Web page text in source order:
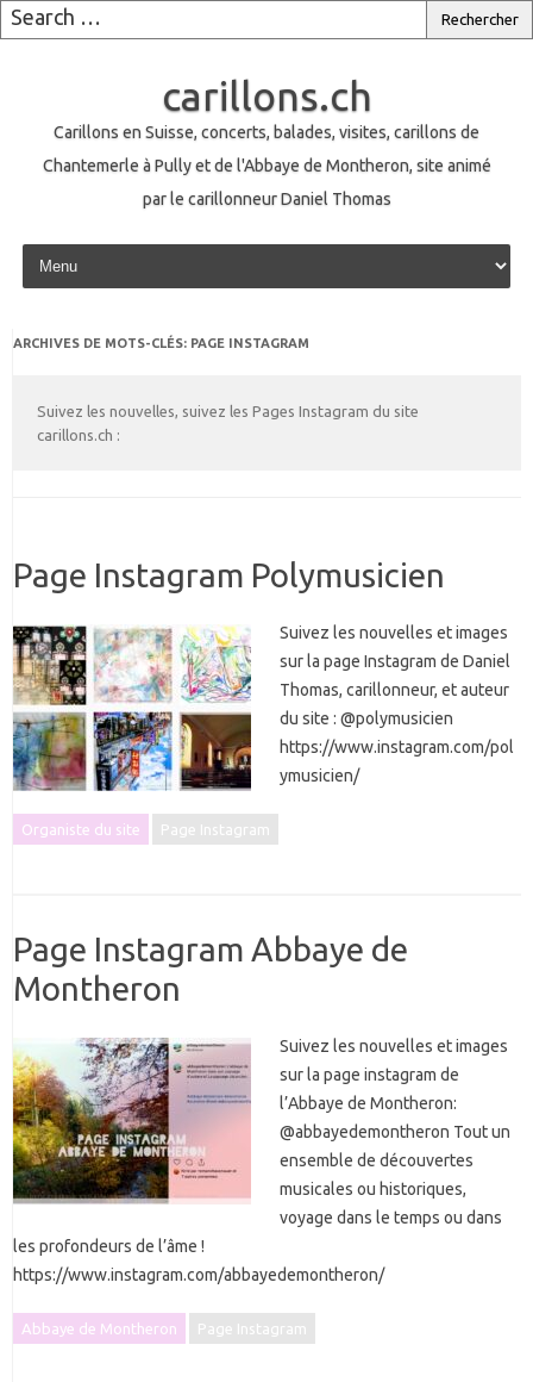
carillons.ch
Carillons en Suisse, concerts, balades, visites, carillons de
Chantemerle à Pully et de l'Abbaye de Montheron, site animé
par le carillonneur Daniel Thomas
Skip to content
ARCHIVES DE MOTS-CLÉS: PAGE INSTAGRAM
Suivez les nouvelles, suivez les Pages Instagram du site
carillons.ch :
Page Instagram Polymusicien
Suivez les nouvelles et images
sur la page Instagram de Daniel
Thomas, carillonneur, et auteur
du site : @polymusicien
https://www.instagram.com/pol
ymusicien/
Organiste du site Page Instagram
Page Instagram Abbaye de
Montheron
Suivez les nouvelles et images
sur la page instagram de
l’Abbaye de Montheron:
@abbayedemontheron Tout un
ensemble de découvertes
musicales ou historiques,
voyage dans le temps ou dans
les profondeurs de l’âme !
https://www.instagram.com/abbayedemontheron/
Abbaye de Montheron Page Instagram